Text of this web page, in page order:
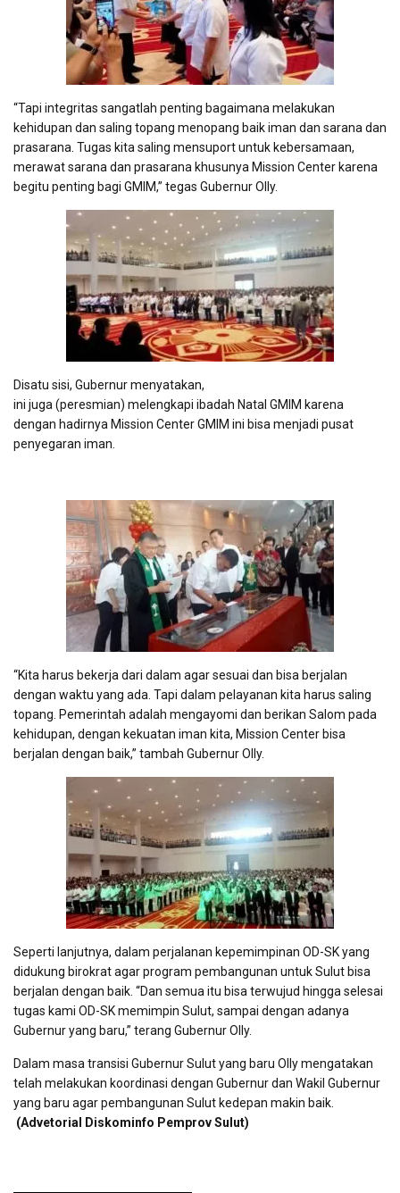
“Tapi integritas sangatlah penting bagaimana melakukan
kehidupan dan saling topang menopang baik iman dan sarana dan
prasarana. Tugas kita saling mensuport untuk kebersamaan,
merawat sarana dan prasarana khusunya Mission Center karena
begitu penting bagi GMIM,” tegas Gubernur Olly.
Disatu sisi, Gubernur menyatakan,
ini juga (peresmian) melengkapi ibadah Natal GMIM karena
dengan hadirnya Mission Center GMIM ini bisa menjadi pusat
penyegaran iman.
“Kita harus bekerja dari dalam agar sesuai dan bisa berjalan
dengan waktu yang ada. Tapi dalam pelayanan kita harus saling
topang. Pemerintah adalah mengayomi dan berikan Salom pada
kehidupan, dengan kekuatan iman kita, Mission Center bisa
berjalan dengan baik,” tambah Gubernur Olly.
Seperti lanjutnya, dalam perjalanan kepemimpinan OD-SK yang
didukung birokrat agar program pembangunan untuk Sulut bisa
berjalan dengan baik. “Dan semua itu bisa terwujud hingga selesai
tugas kami OD-SK memimpin Sulut, sampai dengan adanya
Gubernur yang baru,” terang Gubernur Olly.
Dalam masa transisi Gubernur Sulut yang baru Olly mengatakan
telah melakukan koordinasi dengan Gubernur dan Wakil Gubernur
yang baru agar pembangunan Sulut kedepan makin baik.
(Advetorial Diskominfo Pemprov Sulut)